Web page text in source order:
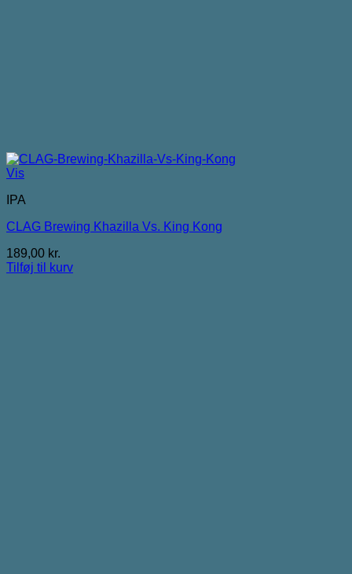
Vis
IPA
CLAG Brewing Khazilla Vs. King Kong
189,00 kr.
Tilføj til kurv